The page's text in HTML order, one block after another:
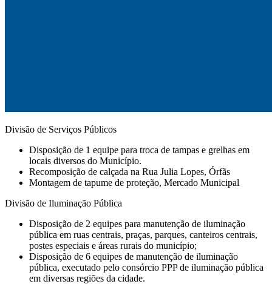
Divisão de Serviços Públicos
Disposição de 1 equipe para troca de tampas e grelhas em
locais diversos do Município.
Recomposição de calçada na Rua Julia Lopes, Órfãs
Montagem de tapume de proteção, Mercado Municipal
Divisão de Iluminação Pública
Disposição de 2 equipes para manutenção de iluminação
pública em ruas centrais, praças, parques, canteiros centrais,
postes especiais e áreas rurais do município;
Disposição de 6 equipes de manutenção de iluminação
pública, executado pelo consórcio PPP de iluminação pública
em diversas regiões da cidade.